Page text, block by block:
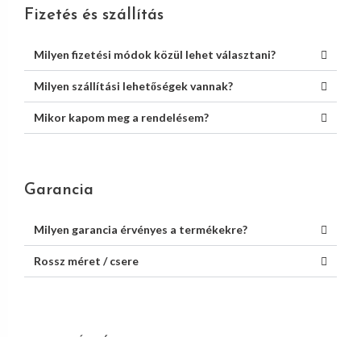
Fizetés és szállítás
Milyen fizetési módok közül lehet választani?
Milyen szállítási lehetőségek vannak?
Mikor kapom meg a rendelésem?
Garancia
Milyen garancia érvényes a termékekre?
Rossz méret / csere